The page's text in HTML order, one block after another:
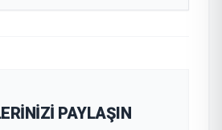
PAYLAŞIN